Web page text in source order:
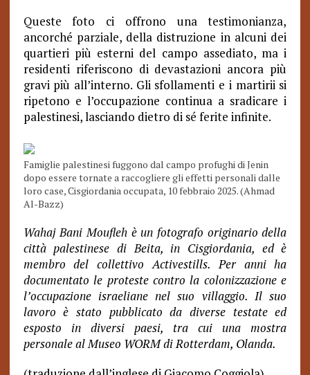
Queste foto ci offrono una testimonianza,
ancorché parziale, della distruzione in alcuni dei
quartieri più esterni del campo assediato, ma i
residenti riferiscono di devastazioni ancora più
gravi più all’interno. Gli sfollamenti e i martirii si
ripetono e l’occupazione continua a sradicare i
palestinesi, lasciando dietro di sé ferite infinite.
Famiglie palestinesi fuggono dal campo profughi di Jenin
dopo essere tornate a raccogliere gli effetti personali dalle
loro case, Cisgiordania occupata, 10 febbraio 2025. (Ahmad
Al-Bazz)
Wahaj Bani Moufleh è un fotografo originario della
città palestinese di Beita, in Cisgiordania, ed è
membro del collettivo Activestills. Per anni ha
documentato le proteste contro la colonizzazione e
l’occupazione israeliane nel suo villaggio. Il suo
lavoro è stato pubblicato da diverse testate ed
esposto in diversi paesi, tra cui una mostra
personale al Museo WORM di Rotterdam, Olanda.